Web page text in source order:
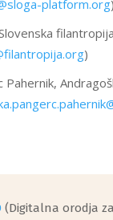
platform.org)
filantropija
)
Pahernik,
(Digitalna orodja